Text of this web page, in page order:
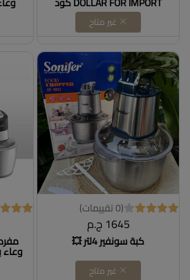
B0BVGXWQ1D
غير متاح
(0 تقييمات)
1645 ج.م
كبة سونفير 4لتر 💥
غير متاح